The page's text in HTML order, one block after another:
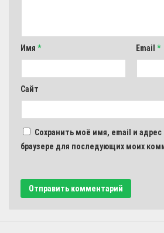
Имя * Email *
Сайт
Сохранить моё имя, email и адрес
браузере для последующих моих